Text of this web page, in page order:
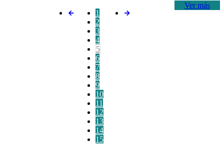
Ver más
1
2
3
4
5
6
7
8
9
10
11
12
13
14
15